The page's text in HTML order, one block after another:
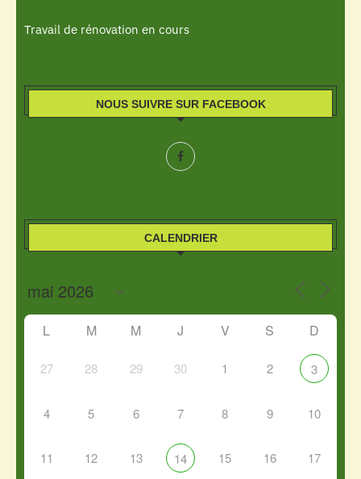
Travail de rénovation en cours
NOUS SUIVRE SUR FACEBOOK
CALENDRIER
L M M J V S D
27 28 29 30 1 2 3
4 5 6 7 8 9 10
11 12 13 14 15 16 17